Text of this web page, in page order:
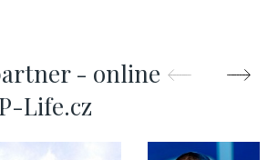
- online
Life.cz